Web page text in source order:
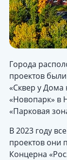
Города
проектов
«Сквер у
«Новопарк» в
«Парковая
В 2023 году
проектов они
Концерна